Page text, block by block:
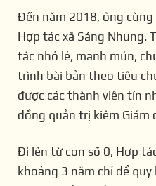
Đến năm 2018, ông
Hợp tác xã Sáng Nhung.
tác nhỏ lẻ, manh mún,
trình bài bản theo tiêu
được các thành viên tín
đồng quản trị kiêm Giám
Đi lên từ con số 0, Hợp
khoảng 3 năm chỉ để